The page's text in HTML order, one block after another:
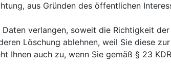
aus Gründen des öffentlichen
verlangen, soweit die Richtigkeit
Löschung ablehnen, weil Sie diese
Ihnen auch zu, wenn Sie gemäß § 23